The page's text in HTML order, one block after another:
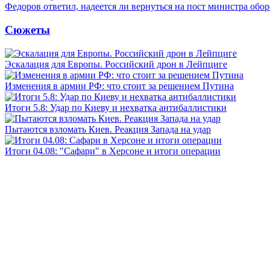
Федоров ответил, надеется ли вернуться на пост министра
Сюжеты
Эскалация для Европы. Российский дрон в Лейпциге
Изменения в армии РФ: что стоит за решением Путина
Итоги 5.8: Удар по Киеву и нехватка антибаллистики
Пытаются взломать Киев. Реакция Запада на удар
Итоги 04.08: "Сафари" в Херсоне и итоги операции